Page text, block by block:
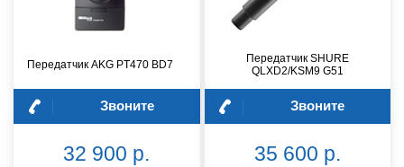
Передатчик AKG PT470 BD7
Звоните
32 900 р.
Передатчик SHURE
QLXD2/KSM9 G51
Звоните
35 600 р.